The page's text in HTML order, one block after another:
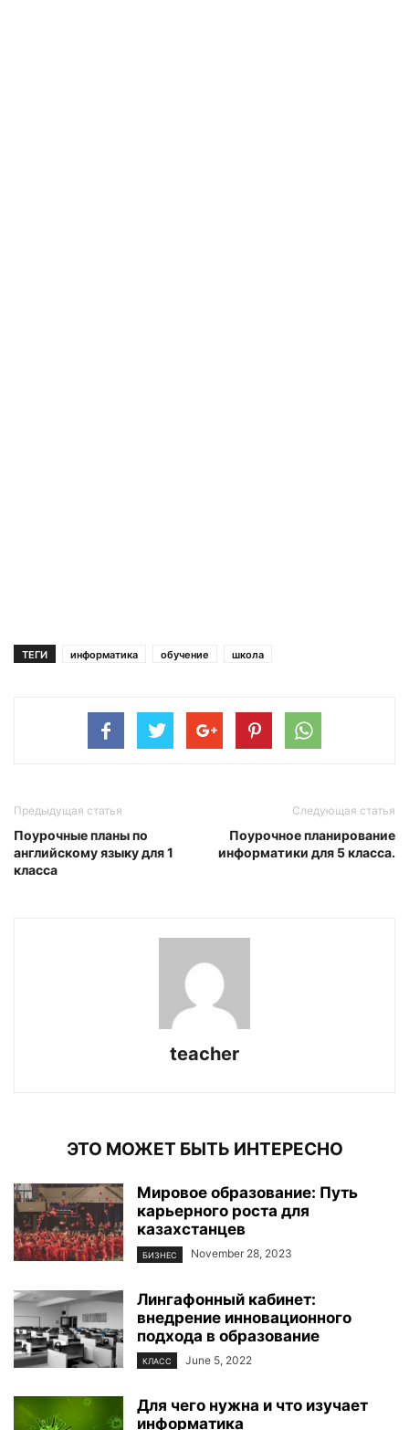
ТЕГИ информатика обучение школа
Предыдущая статья
Поурочные планы по
английскому языку для 1
класса
Следующая статья
Поурочное планирование
информатики для 5 класса.
teacher
ЭТО МОЖЕТ БЫТЬ ИНТЕРЕСНО
Мировое образование: Путь
карьерного роста для
казахстанцев
БИЗНЕС November 28, 2023
Лингафонный кабинет:
внедрение инновационного
подхода в образование
КЛАСС June 5, 2022
Для чего нужна и что изучает
информатика